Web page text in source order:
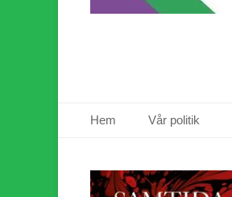
Primär meny
Hem Vår politik